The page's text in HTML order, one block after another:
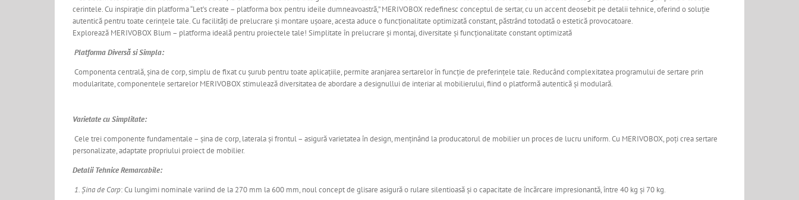
cerintele. Cu inspirație din platforma “Let’s create – platforma box pentru ideile dumneavoastră,” MERIVOBOX redefinesc conceptul de sertar, cu un accent deosebit pe detalii tehnice, oferind o soluție
autentică pentru toate cerințele tale. Cu facilități de prelucrare și montare ușoare, acesta aduce o funcționalitate optimizată constant, păstrând totodată o estetică provocatoare.
Explorează MERIVOBOX Blum – platforma ideală pentru proiectele tale! Simplitate în prelucrare și montaj, diversitate și funcționalitate constant optimizată
Platforma Diversă si Simpla:
Componenta centrală, șina de corp, simplu de fixat cu șurub pentru toate aplicațiile, permite aranjarea sertarelor în funcție de preferințele tale. Reducând complexitatea programului de sertare prin
modularitate, componentele sertarelor MERIVOBOX stimulează diversitatea de abordare a designullui de interiar al mobilierului, fiind o platformă autentică și modulară.
Varietate cu Simplitate:
Cele trei componente fundamentale – șina de corp, laterala și frontul – asigură varietatea în design, menținând la producatorul de mobilier un proces de lucru uniform. Cu MERIVOBOX, poți crea sertare
personalizate, adaptate propriului proiect de mobilier.
Detalii Tehnice Remarcabile:
1. Șina de Corp: Cu lungimi nominale variind de la 270 mm la 600 mm, noul concept de glisare asigură o rulare silentioasă și o capacitate de încărcare impresionantă, între 40 kg și 70 kg.